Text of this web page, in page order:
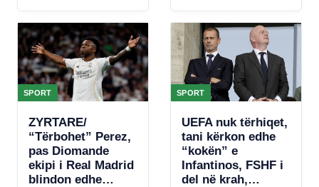
Conference
League (VIDEO)
SPORT
ZYRTARE/
“Tërbohet” Perez,
pas Diomande
ekipi i Real Madrid
blindon edhe
SPORT
UEFA nuk tërhiqet,
tani kërkon edhe
“kokën” e
Infantinos, FSHF i
del në krah,